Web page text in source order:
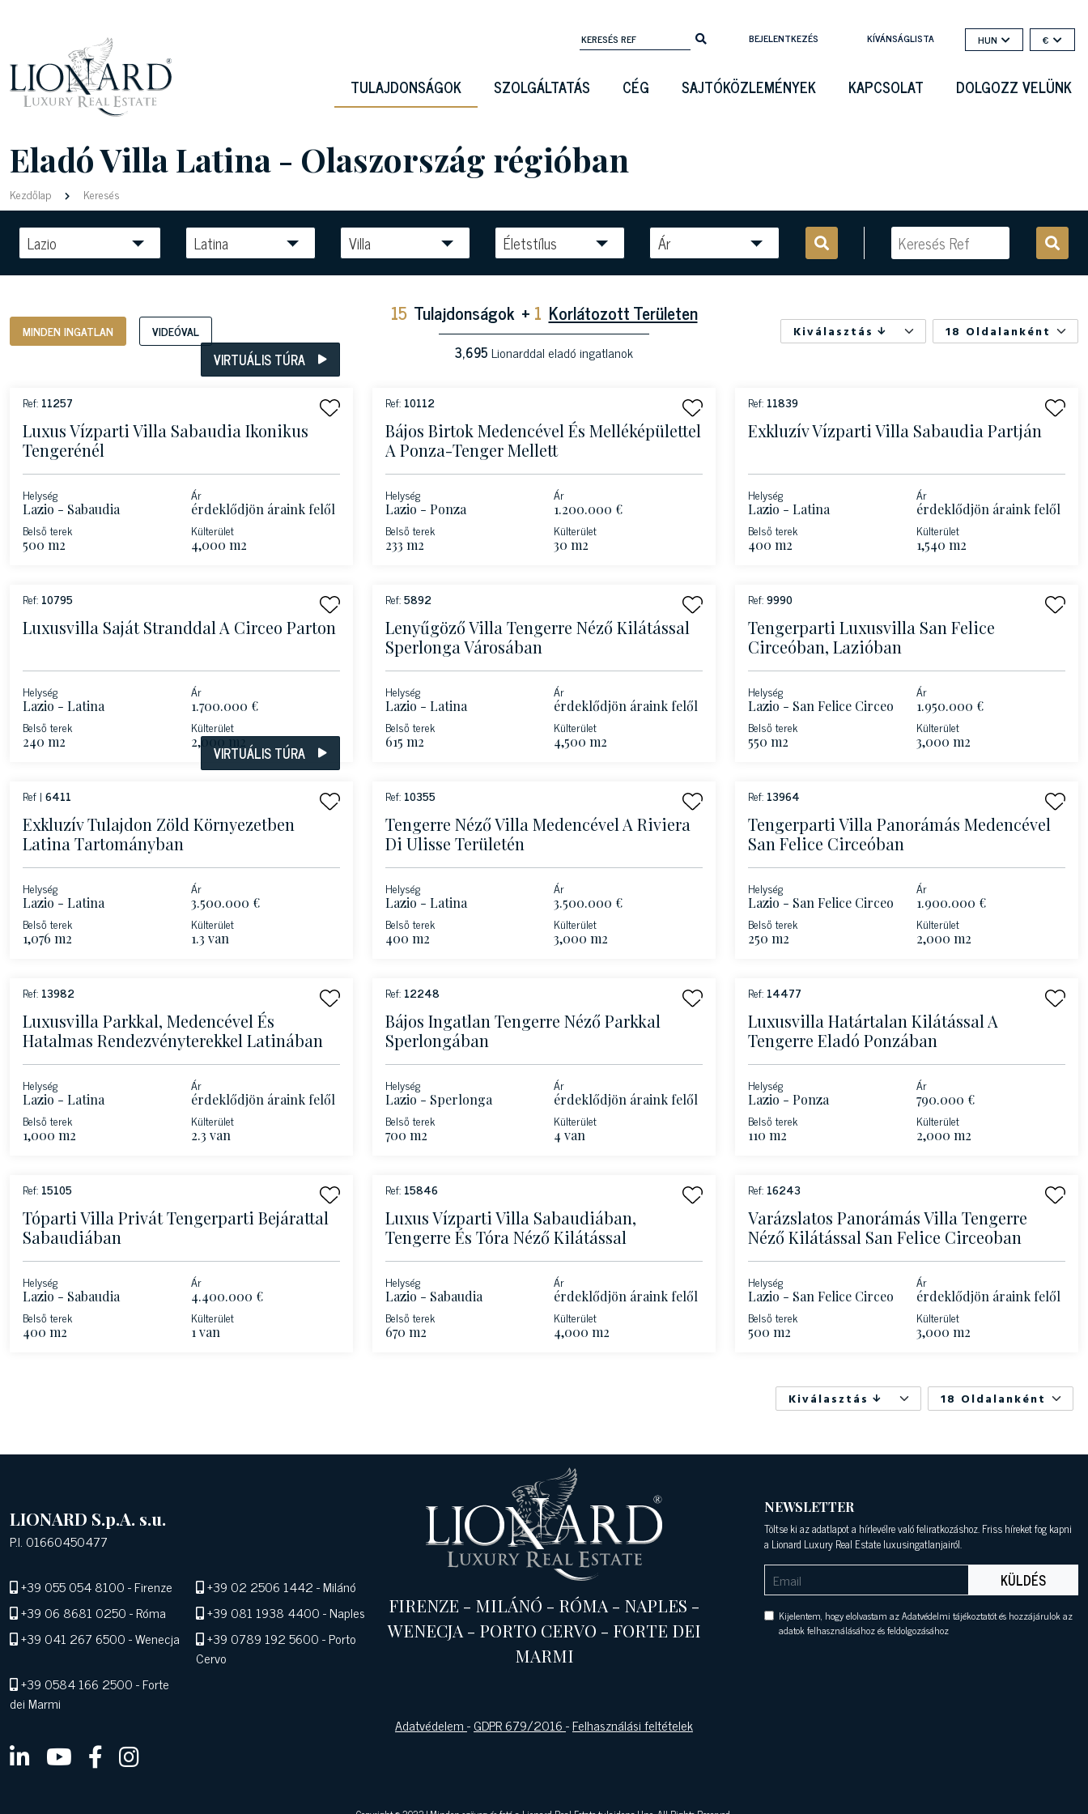
BEJELENTKEZÉS KÍVÁNSÁGLISTA HUN €
TULAJDONSÁGOK SZOLGÁLTATÁS CÉG SAJTÓKÖZLEMÉNYEK KAPCSOLAT DOLGOZZ VELÜNK
Eladó Villa Latina - Olaszország régióban
Kezdőlap Keresés
Lazio Latina Villa Életstílus Ár
MINDEN INGATLAN VIDEÓVAL
15 Tulajdonságok + 1 Korlátozott Területen
3,695Lionarddal eladó ingatlanok
Kiválasztás 18 Oldalanként
VIRTUÁLIS TÚRA
Ref: 11257
Luxus Vízparti Villa Sabaudia Ikonikus
Tengerénél
Helység
Lazio - Sabaudia
Ár
érdeklődjön áraink felől
Belső terek
500 m2
Külterület
4,000 m2
Ref: 10112
Bájos Birtok Medencével És Melléképülettel
A Ponza-Tenger Mellett
Helység
Lazio - Ponza
Ár
1.200.000 €
Belső terek
233 m2
Külterület
30 m2
Ref: 11839
Exkluzív Vízparti Villa Sabaudia Partján
Helység
Lazio - Latina
Ár
érdeklődjön áraink felől
Belső terek
400 m2
Külterület
1,540 m2
Ref: 10795
Luxusvilla Saját Stranddal A Circeo Parton
Helység
Lazio - Latina
Ár
1.700.000 €
Belső terek
240 m2
Külterület
2,000 m2
Ref:5892
Lenyűgöző Villa Tengerre Néző Kilátással
Sperlonga Városában
Helység
Lazio - Latina
Ár
érdeklődjön áraink felől
Belső terek
615 m2
Külterület
4,500 m2
Ref:9990
Tengerparti Luxusvilla San Felice
Circeóban, Lazióban
Helység
Lazio - San Felice Circeo
Ár
1.950.000 €
Belső terek
550 m2
Külterület
3,000 m2
VIRTUÁLIS TÚRA
Ref | 6411
Exkluzív Tulajdon Zöld Környezetben
Latina Tartományban
Helység
Lazio - Latina
Ár
3.500.000 €
Belső terek
1,076 m2
Külterület
1.3 van
Ref: 10355
Tengerre Néző Villa Medencével A Riviera
Di Ulisse Területén
Helység
Lazio - Latina
Ár
3.500.000 €
Belső terek
400 m2
Külterület
3,000 m2
Ref: 13964
Tengerparti Villa Panorámás Medencével
San Felice Circeóban
Helység
Lazio - San Felice Circeo
Ár
1.900.000 €
Belső terek
250 m2
Külterület
2,000 m2
Ref: 13982
Luxusvilla Parkkal, Medencével És
Hatalmas Rendezvényterekkel Latinában
Helység
Lazio - Latina
Ár
érdeklődjön áraink felől
Belső terek
1,000 m2
Külterület
2.3 van
Ref: 12248
Bájos Ingatlan Tengerre Néző Parkkal
Sperlongában
Helység
Lazio - Sperlonga
Ár
érdeklődjön áraink felől
Belső terek
700 m2
Külterület
4 van
Ref: 14477
Luxusvilla Határtalan Kilátással A
Tengerre Eladó Ponzában
Helység
Lazio - Ponza
Ár
790.000 €
Belső terek
110 m2
Külterület
2,000 m2
Ref: 15105
Tóparti Villa Privát Tengerparti Bejárattal
Sabaudiában
Helység
Lazio - Sabaudia
Ár
4.400.000 €
Belső terek
400 m2
Külterület
1 van
Ref: 15846
Luxus Vízparti Villa Sabaudiában,
Tengerre És Tóra Néző Kilátással
Helység
Lazio - Sabaudia
Ár
érdeklődjön áraink felől
Belső terek
670 m2
Külterület
4,000 m2
Ref: 16243
Varázslatos Panorámás Villa Tengerre
Néző Kilátással San Felice Circeoban
Helység
Lazio - San Felice Circeo
Ár
érdeklődjön áraink felől
Belső terek
500 m2
Külterület
3,000 m2
Kiválasztás 18 Oldalanként
LIONARD S.p.A. s.u.
P.I. 01660450477
+39 055 054 8100- Firenze +39 02 2506 1442- Milánó
+39 06 8681 0250- Róma +39 081 1938 4400- Naples
+39 041 267 6500- Wenecja +39 0789 192 5600- Porto
Cervo
+39 0584 166 2500- Forte
dei Marmi
FIRENZE - MILÁNÓ - RÓMA - NAPLES -
WENECJA - PORTO CERVO - FORTE DEI
MARMI
Adatvédelem-GDPR 679/2016-Felhasználási feltételek
NEWSLETTER
Töltse ki az adatlapot a hírlevélre való feliratkozáshoz. Friss híreket fog kapni
a Lionard Luxury Real Estate luxusingatlanjairól.
KÜLDÉS
Kijelentem, hogy elolvastam az Adatvédelmi tájékoztatót és hozzájárulok az
adatok felhasználásához és feldolgozásához